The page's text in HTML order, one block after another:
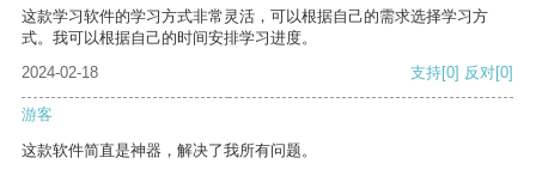
这款学习软件的学习方式非常灵活，可以根据自己的需求选择学习方
式。我可以根据自己的时间安排学习进度。
2024-02-18
支持[0] 反对[0]
游客
这款软件简直是神器，解决了我所有问题。